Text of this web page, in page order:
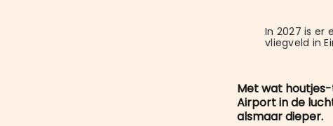
In 2027 is er
vliegveld in
Met wat
Airport in de
alsmaar dieper.